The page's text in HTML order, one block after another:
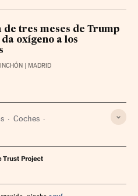
de tres meses de Trump
oxígeno a los
| MADRID
Coches
Industria